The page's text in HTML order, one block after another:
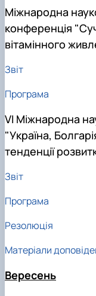
Міжнародна
конференція
вітамінного
Звіт
Програма
VI Міжнародна
"Україна,
тенденції
Звіт
Програма
Резолюція
Матеріали
Вересень